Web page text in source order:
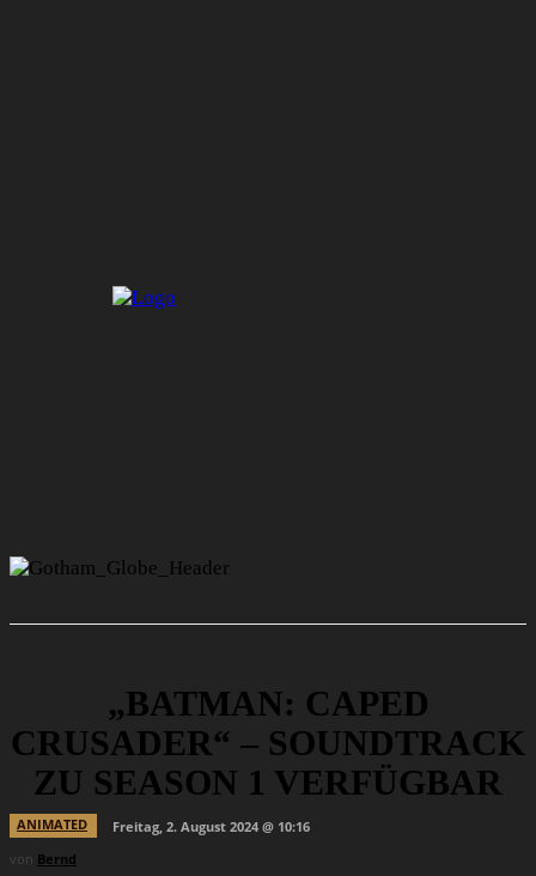
„BATMAN: CAPED
CRUSADER“ – SOUNDTRACK
ZU SEASON 1 VERFÜGBAR
ANIMATED
Freitag, 2. August 2024 @ 10:16
von Bernd